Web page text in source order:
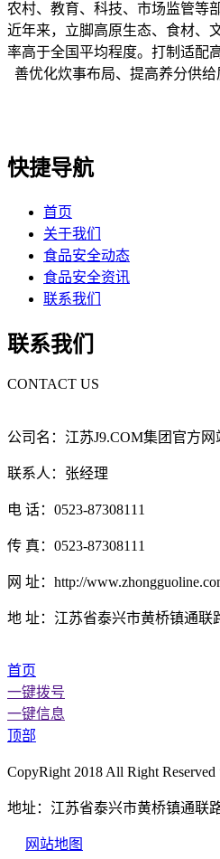
农村、教育、科技、市场监管等
近年来，立脚高原生态、食材、
率高于全国平均程度。打制适配
善优化炊事布局、提高养分供
快捷导航
首页
关于我们
食品安全动态
食品安全资讯
联系我们
联系我们
CONTACT US
公司名：江苏J9.COM集团官方网
联系人：张经理
电 话：0523-87308111
传 真：0523-87308111
网 址：http://
地 址：江苏省泰兴市黄桥镇通联
首页
一键拨号
一键信息
顶部
CopyRight 2018 All Right
地址：江苏省泰兴市黄桥镇通联
网站地图